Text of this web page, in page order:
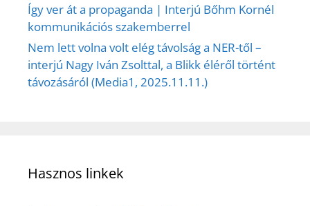
Így ver át a propaganda | Interjú Bőhm Kornél
kommunikációs szakemberrel
Nem lett volna volt elég távolság a NER-től –
interjú Nagy Iván Zsolttal, a Blikk éléről történt
távozásáról (Media1, 2025.11.11.)
Hasznos linkek